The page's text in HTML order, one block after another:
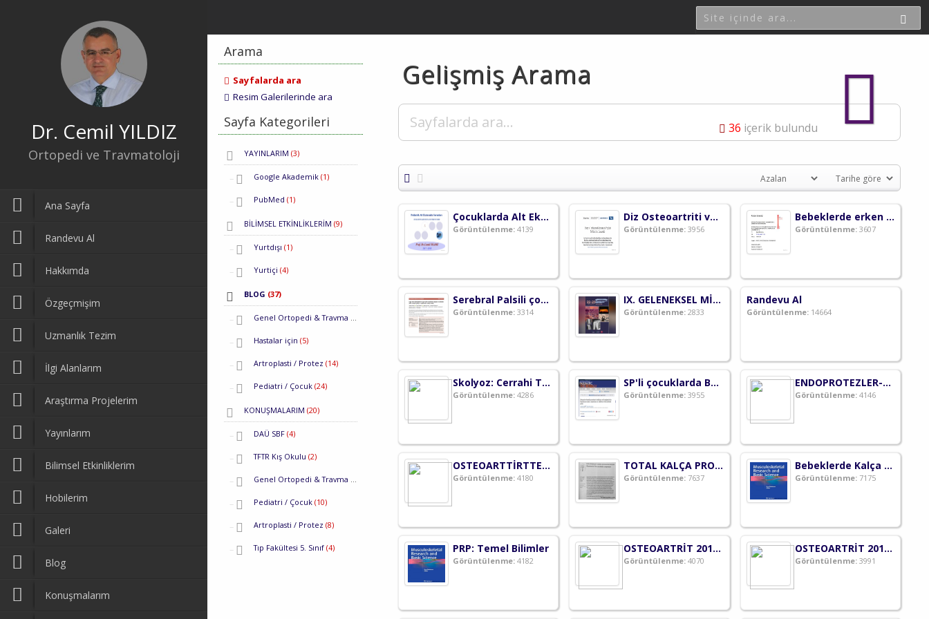
Dr. Cemil YILDIZ
Ortopedi ve Travmatoloji
Ana Sayfa
Randevu Al
Hakkımda
Özgeçmişim
Uzmanlık Tezim
İlgi Alanlarım
Araştırma Projelerim
Yayınlarım
Bilimsel Etkinliklerim
Hobilerim
Galeri
Blog
Konuşmalarım
Arama
Sayfalarda ara
Resim Galerilerinde ara
Sayfa Kategorileri
YAYINLARIM (3)
Google Akademik (1)
PubMed (1)
BİLİMSEL ETKİNLİKLERİM (9)
Yurtdışı (1)
Yurtiçi (4)
BLOG (37)
Genel Ortopedi & Travma (15)
Hastalar için (5)
Artroplasti / Protez (14)
Pediatri / Çocuk (24)
KONUŞMALARIM (20)
DAÜ SBF (4)
TFTR Kış Okulu (2)
Genel Ortopedi & Travma (5)
Pediatri / Çocuk (10)
Artroplasti / Protez (8)
Tıp Fakültesi 5. Sınıf (4)
Gelişmiş Arama
36 içerik bulundu
Çocuklarda Alt Ekstremite Sorunları ( 5.Sınıf Dersi )
Görüntülenme:4139
Diz Osteoartriti ve Nöropatik Ağrı
Görüntülenme: 3956
Bebeklerde erken yaşta yapılan botilinum toksin enjeksiyonları etkili ve güvenilir midir?
Görüntülenme:3607
Serebral Palsili çocuklarda çok seviyeli cerrahiden sonra yürüyüş uzun dönemde nasıl etkilenir?
Görüntülenme:3314
IX. GELENEKSEL MİNİMAL İNVAZİV OSTEOSENTEZ ve İLERİ ORTOPEDİK TRAVMA EĞİTİM TOPLANTISI
Görüntülenme: 2833
Randevu Al
Görüntülenme:14664
Skolyoz: Cerrahi Tedavi
Görüntülenme:4286
SP'li çocuklarda Botoks (BoNT-A) uygularken çocuklarda endişe ve ağrıyı nasıl azaltabiliriz?
Görüntülenme: 3955
ENDOPROTEZLER-2016
Görüntülenme:4146
OSTEOARTTİRTTE KİŞİYE ÖZEL TEDAVİ ve PRP
Görüntülenme:4180
TOTAL KALÇA PROTEZİNDE ASETABULAR KOMPONENTİN YERLEŞTİRİLMESİ
Görüntülenme: 7637
Bebeklerde Kalça Ultrasonografisi
Görüntülenme:7175
PRP: Temel Bilimler
Görüntülenme:4182
OSTEOARTRİT 2015: BİYOLOJİ
Görüntülenme: 4070
OSTEOARTRİT 2015: KLİNİK
Görüntülenme:3991